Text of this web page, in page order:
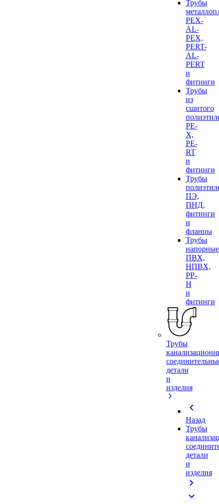
Трубы
PEX-
AL-
PEX,
PERT-
AL-
PERT
и
фитинги
Трубы
из
сшитого
PE-
X,
PE-
RT
и
фитинги
Трубы
ПЭ,
ПНД,
фитинги
и
фланцы
Трубы
напорные
ПВХ,
НПВХ,
PP-
H
и
фитинги
Трубы
детали
и
изделия
chevron_left
Назад
Трубы
детали
и
изделия
chevron_right
expand_more